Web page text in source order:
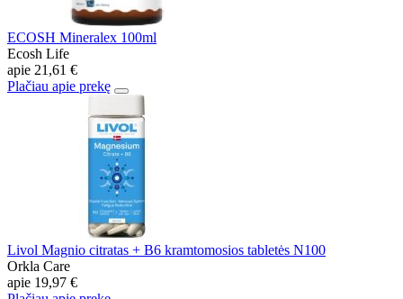
ECOSH Mineralex 100ml
Ecosh Life
apie 21,61 €
Plačiau apie prekę
Livol Magnio citratas + B6 kramtomosios tabletės N100
Orkla Care
apie 19,97 €